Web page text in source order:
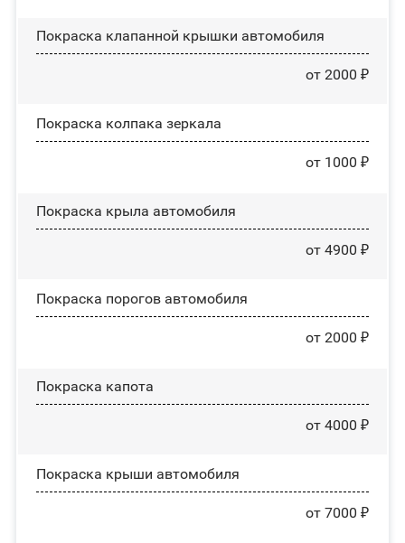
Покраска клапанной крышки автомобиля
от 2000 ₽
Покраска колпака зеркала
от 1000 ₽
Покраска крыла автомобиля
от 4900 ₽
Покраска порогов автомобиля
от 2000 ₽
Покраска капота
от 4000 ₽
Покраска крыши автомобиля
от 7000 ₽